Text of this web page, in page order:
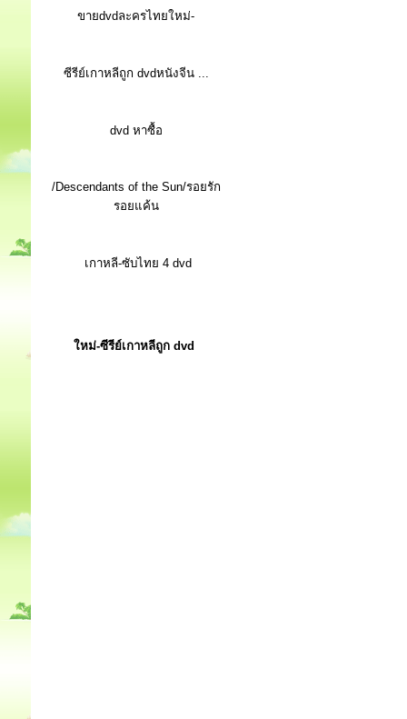
ขายdvdละครไทยใหม่-
ซีรีย์เกาหลีถูก dvdหนังจีน ...
dvd หาซื้อ
/Descendants of the Sun/รอยรัก
รอยแค้น
เกาหลี-ซับไทย 4 dvd
ใหม่-ซีรีย์เกาหลีถูก dvd